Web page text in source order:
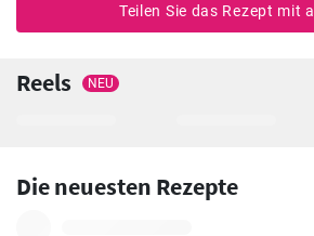
Teilen Sie das Rezept mit
Reels NEU
Die neuesten Rezepte